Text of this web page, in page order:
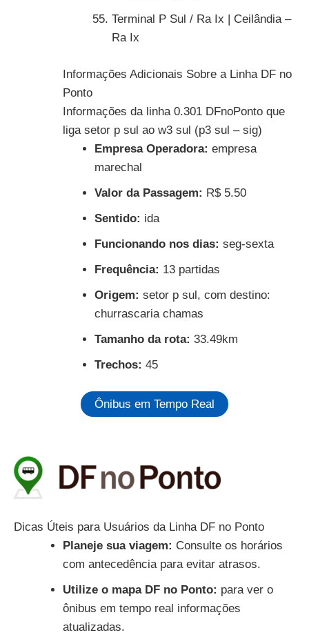
Terminal P Sul / Ra Ix | Ceilândia –
Ra Ix
Informações Adicionais Sobre a Linha DF no
Ponto
Informações da linha 0.301 DFnoPonto que
liga setor p sul ao w3 sul (p3 sul – sig)
Empresa Operadora: empresa
marechal
Valor da Passagem: R$ 5.50
Sentido: ida
Funcionando nos dias: seg-sexta
Frequência: 13 partidas
Origem: setor p sul, com destino:
churrascaria chamas
Tamanho da rota: 33.49km
Trechos: 45
Ônibus em Tempo Real
Dicas Úteis para Usuários da Linha DF no Ponto
Planeje sua viagem: Consulte os horários
com antecedência para evitar atrasos.
Utilize o mapa DF no Ponto: para ver o
ônibus em tempo real informações
atualizadas.